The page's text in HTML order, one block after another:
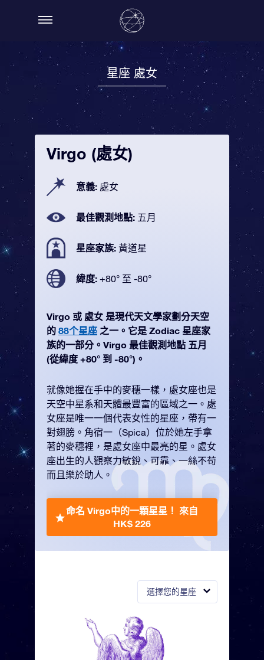
星座 處女
選擇您的星座
Virgo (處女)
意義: 處女
最佳觀測地點: 五月
星座家族: 黃道星
緯度: +80° 至 -80°
Virgo 或 處女 是現代天文學家劃分天空
的 88个星座 之一。它是 Zodiac 星座家
族的一部分。Virgo 最佳觀測地點 五月
(從緯度 +80° 到 -80°)。
就像她握在手中的麥穗一樣，處女座也是
天空中星系和天體最豐富的區域之一。處
女座是唯一一個代表女性的星座，帶有一
對翅膀。角宿一（Spica）位於她左手拿
著的麥穗裡，是處女座中最亮的星。處女
座出生的人觀察力敏銳、可靠、一絲不苟
而且樂於助人。
命名 Virgo中的一顆星星！ 來自
HK$ 226